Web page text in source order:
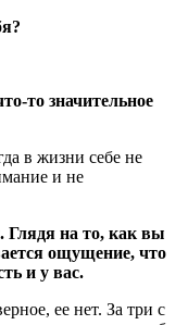
то значительное
в жизни себе не
и не
Глядя на то, как вы
ощущение, что
и у вас.
ее нет. За три с